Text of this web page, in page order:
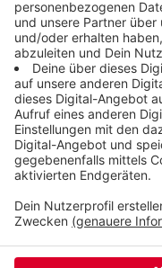
Veröffentlicht:
Anzeige
Anzeige